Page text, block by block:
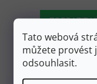
Tato webová
můžete provést
odsouhlasit.
ZOBRAZIT